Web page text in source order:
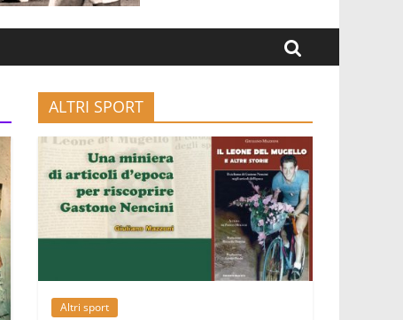
ALTRI SPORT
Altri sport